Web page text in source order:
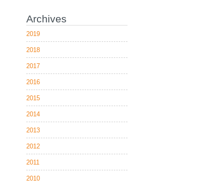
Archives
2019
2018
2017
2016
2015
2014
2013
2012
2011
2010